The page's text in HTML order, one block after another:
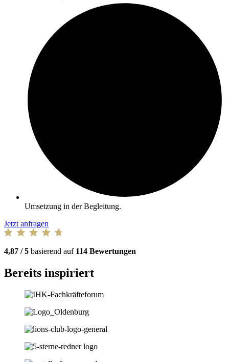
Umsetzung in der Begleitung.
Jetzt anfragen
4,87 / 5 basierend auf 114 Bewertungen
Bereits inspiriert